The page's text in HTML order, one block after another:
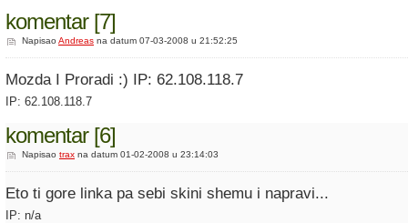
komentar [7]
Napisao Andreas na datum 07-03-2008 u 21:52:25
Mozda I Proradi :) IP: 62.108.118.7
IP: 62.108.118.7
komentar [6]
Napisao trax na datum 01-02-2008 u 23:14:03
Eto ti gore linka pa sebi skini shemu i napravi...
IP: n/a